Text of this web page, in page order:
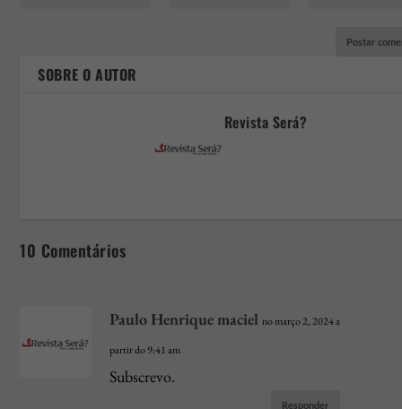
SOBRE O AUTOR
Revista Será?
10 Comentários
Paulo Henrique maciel no março 2, 2024 a
partir do 9:41 am
Subscrevo.
Responder